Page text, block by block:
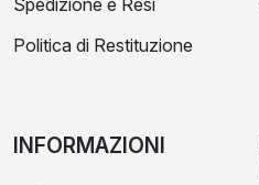
Politica di Restituzione
INFORMAZIONI